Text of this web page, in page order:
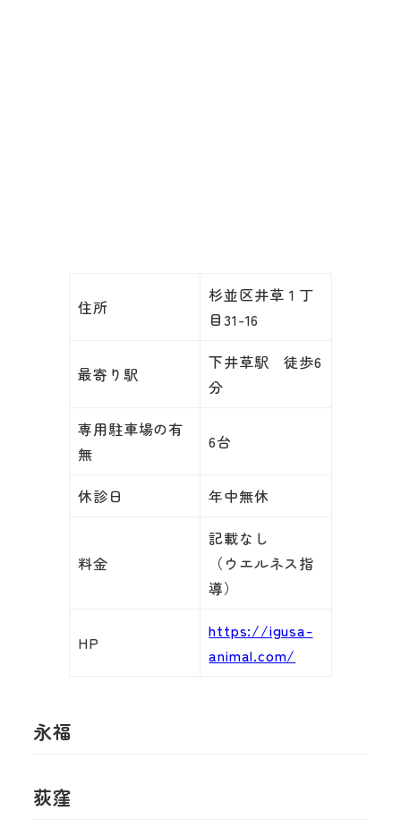
住所
杉並区井草１丁
目31-16
最寄り駅
下井草駅 徒歩6
分
専用駐車場の有
無
6台
休診日 年中無休
料金
記載なし
（ウエルネス指
導）
HP
https://igusa-
animal.com/
永福
荻窪